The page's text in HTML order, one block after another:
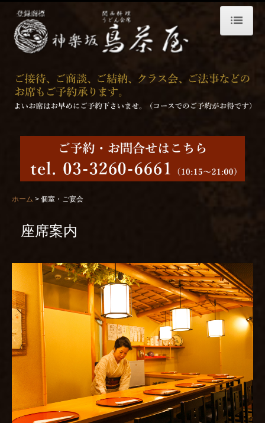
ホーム
プライバシーポリシー
お料理
夜のお料理
お飲物
個室・ご宴会
求人募集
感染予防対策について
お食い初め
ご結納・お顔合わせ
ご婚礼
お誕生日 デザートプレート
ホーム 個室・ご宴会
座席案内